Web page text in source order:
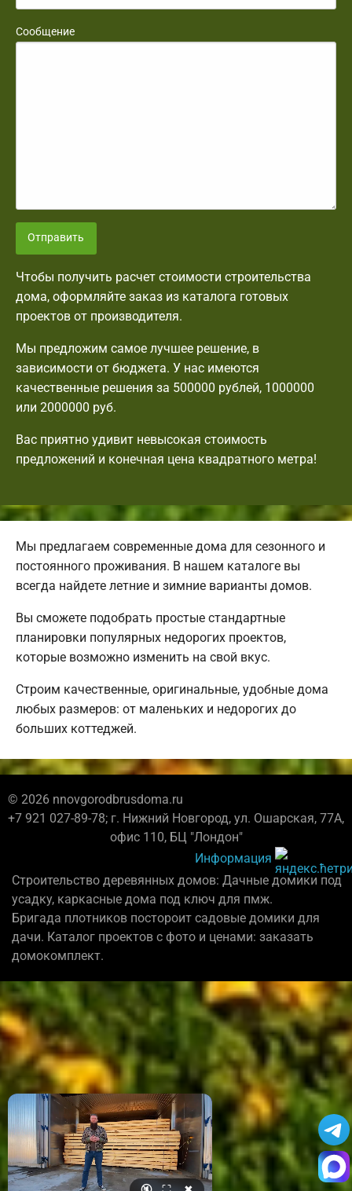
Сообщение
Отправить
Чтобы получить расчет стоимости строительства
дома, оформляйте заказ из каталога готовых
проектов от производителя.
Мы предложим самое лучшее решение, в
зависимости от бюджета. У нас имеются
качественные решения за 500000 рублей, 1000000
или 2000000 руб.
Вас приятно удивит невысокая стоимость
предложений и конечная цена квадратного метра!
Мы предлагаем современные дома для сезонного и
постоянного проживания. В нашем каталоге вы
всегда найдете летние и зимние варианты домов.
Вы сможете подобрать простые стандартные
планировки популярных недорогих проектов,
которые возможно изменить на свой вкус.
Строим качественные, оригинальные, удобные дома
любых размеров: от маленьких и недорогих до
больших коттеджей.
© 2026 nnovgorodbrusdoma.ru
+7 921 027-89-78; г. Нижний Новгород, ул. Ошарская, 77А,
офис 110, БЦ "Лондон"
Информация
Строительство деревянных домов: Дачные домики под
усадку, каркасные дома под ключ для пмж.
Бригада плотников постороит садовые домики для
дачи. Каталог проектов с фото и ценами: заказать
домокомплект.